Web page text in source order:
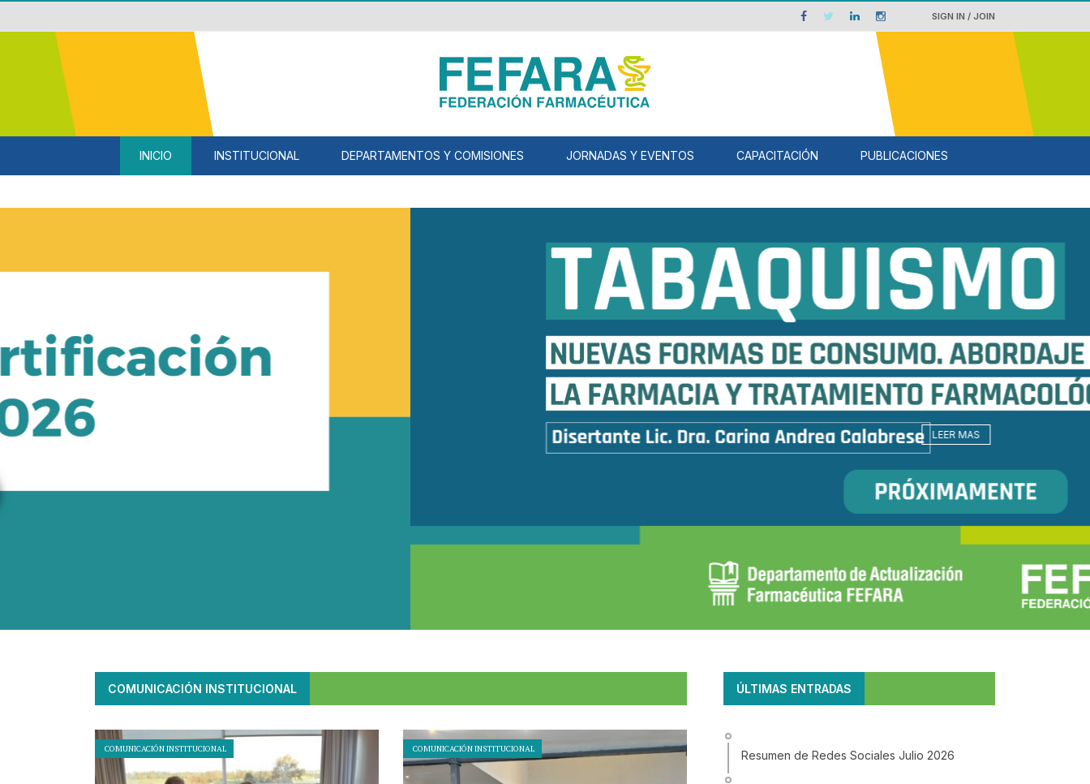
SIGN IN / JOIN
INICIO INSTITUCIONAL DEPARTAMENTOS Y COMISIONES JORNADAS Y EVENTOS CAPACITACIÓN PUBLICACIONES
LEER MAS
COMUNICACIÓN INSTITUCIONAL
COMUNICACIÓN INSTITUCIONAL COMUNICACIÓN INSTITUCIONAL
ÚLTIMAS ENTRADAS
Resumen de Redes Sociales Julio 2026